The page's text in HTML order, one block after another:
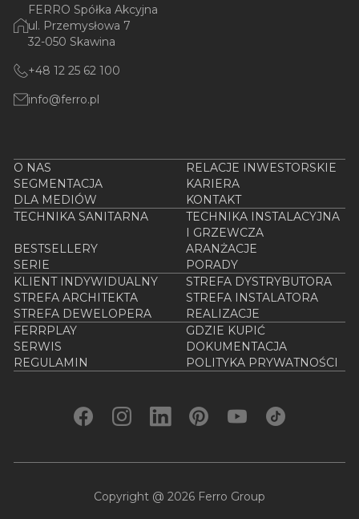
FERRO Spółka Akcyjna
ul. Przemysłowa 7
32-050 Skawina
+48 12 25 62 100
info@ferro.pl
O NAS
RELACJE INWESTORSKIE
SEGMENTACJA
KARIERA
DLA MEDIÓW
KONTAKT
TECHNIKA SANITARNA
TECHNIKA INSTALACYJNA
I GRZEWCZA
BESTSELLERY
ARANŻACJE
SERIE
PORADY
KLIENT INDYWIDUALNY
STREFA DYSTRYBUTORA
STREFA ARCHITEKTA
STREFA INSTALATORA
STREFA DEWELOPERA
REALIZACJE
FERRPLAY
GDZIE KUPIĆ
SERWIS
DOKUMENTACJA
REGULAMIN
POLITYKA PRYWATNOŚCI
Copyright @ 2026 Ferro Group